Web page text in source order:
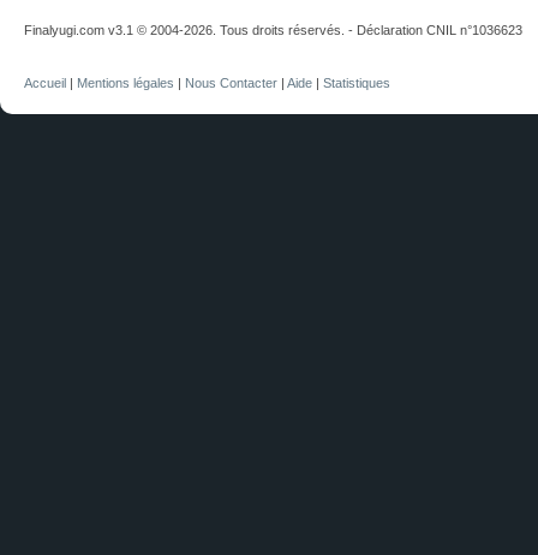
Finalyugi.com v3.1 © 2004-2026. Tous droits réservés. - Déclaration CNIL n°1036623
Accueil | Mentions légales | Nous Contacter | Aide | Statistiques